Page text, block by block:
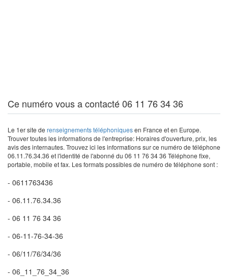
Ce numéro vous a contacté 06 11 76 34 36
Le 1er site de renseignements téléphoniquesen France et en Europe.
Trouver toutes les informations de l'entreprise: Horaires d'ouverture, prix, les
avis des internautes. Trouvez ici les informations sur ce numéro de téléphone
06.11.76.34.36 et l'identité de l'abonné du 06 11 76 34 36 Téléphone fixe,
portable, mobile et fax. Les formats possibles de numéro de téléphone sont :
- 0611763436
- 06.11.76.34.36
- 06 11 76 34 36
- 06-11-76-34-36
- 06/11/76/34/36
- 06_11_76_34_36